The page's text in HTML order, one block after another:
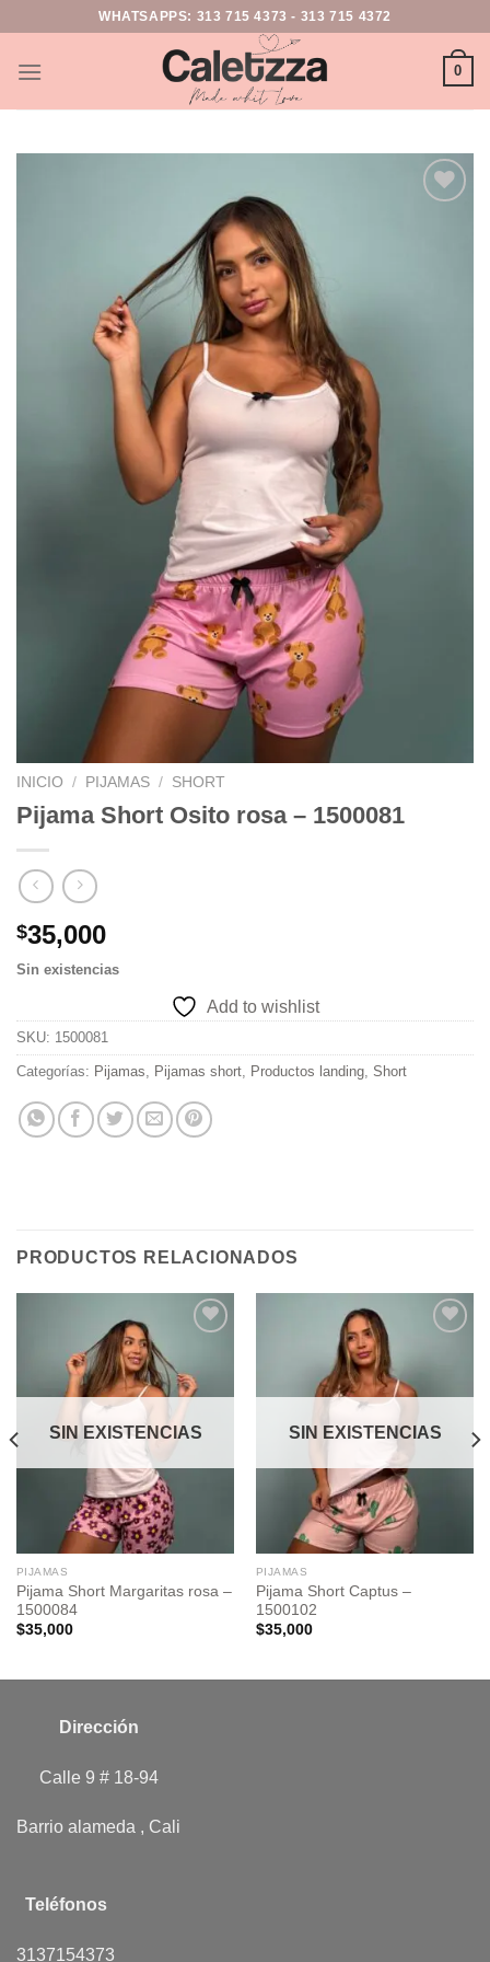
WHATSAPPS: 313 715 4373 - 313 715 4372
0
INICIO / PIJAMAS / SHORT
Pijama Short Osito rosa – 1500081
$35,000
Sin existencias
Add to wishlist
SKU: 1500081
Categorías: Pijamas Pijamas short Productos landing Short
PRODUCTOS RELACIONADOS
SIN EXISTENCIAS
PIJAMAS
Pijama Short Margaritas rosa –
1500084
$35,000
SIN EXISTENCIAS
PIJAMAS
Pijama Short Captus –
1500102
$35,000
Dirección
Calle 9 # 18-94
Barrio alameda , Cali
Teléfonos
3137154373